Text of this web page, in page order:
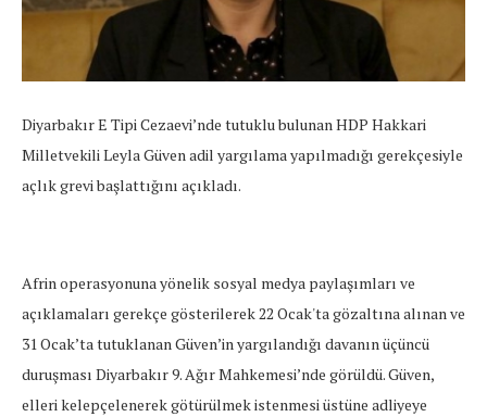
Diyarbakır E Tipi Cezaevi’nde tutuklu bulunan HDP Hakkari
Milletvekili Leyla Güven adil yargılama yapılmadığı gerekçesiyle
açlık grevi başlattığını açıkladı.
Afrin operasyonuna yönelik sosyal medya paylaşımları ve
açıklamaları gerekçe gösterilerek 22 Ocak'ta gözaltına alınan ve
31 Ocak’ta tutuklanan Güven’in yargılandığı davanın üçüncü
duruşması Diyarbakır 9. Ağır Mahkemesi’nde görüldü. Güven,
elleri kelepçelenerek götürülmek istenmesi üstüne adliyeye